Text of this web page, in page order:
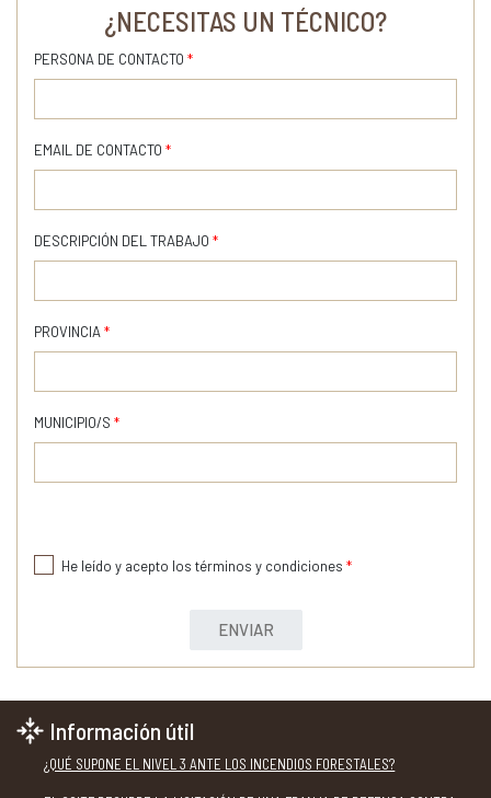
¿NECESITAS UN TÉCNICO?
PERSONA DE CONTACTO *
EMAIL DE CONTACTO *
DESCRIPCIÓN DEL TRABAJO *
PROVINCIA *
MUNICIPIO/S *
He leído y acepto los términos y condiciones *
ENVIAR
Información útil
¿QUÉ SUPONE EL NIVEL 3 ANTE LOS INCENDIOS FORESTALES?